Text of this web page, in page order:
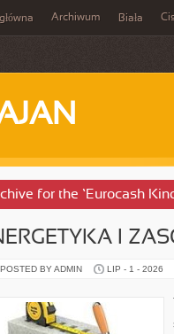
Archiwum Biała
for the ‘Eurocash
I
POSTED BY ADMIN LIP - 1 - 2026